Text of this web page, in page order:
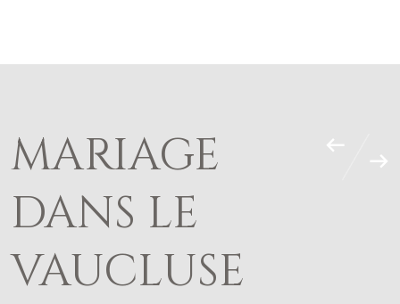
INFOS
PORTFOLIO
BLOG
MARIAGE
DANS LE
VAUCLUSE